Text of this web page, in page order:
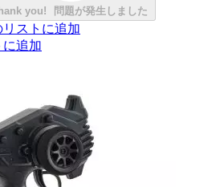
you! 問題が発生しました
ストに追加
に追加